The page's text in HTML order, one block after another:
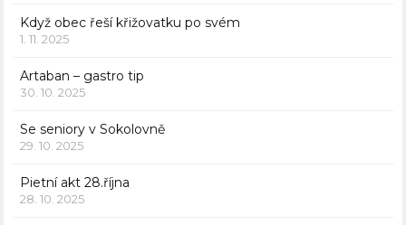
Když obec řeší křižovatku po svém
1. 11. 2025
Artaban – gastro tip
30. 10. 2025
Se seniory v Sokolovně
29. 10. 2025
Pietní akt 28.října
28. 10. 2025